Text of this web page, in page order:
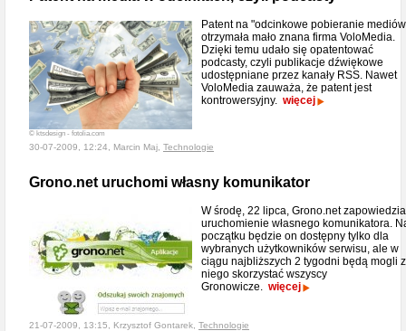
© ktsdesign - fotolia.com
Patent na "odcinkowe pobieranie
otrzymała mało znana firma VoloMedia.
Dzięki temu udało się opatentować
podcasty, czyli publikacje dźwiękowe
udostępniane przez kanały RSS. Nawet
VoloMedia zauważa, że patent jest
kontrowersyjny. więcej
30-07-2009, 12:24, Marcin Maj, Technologie
Grono.net uruchomi własny komunikator
W środę, 22 lipca, Grono.net
uruchomienie własnego komunikatora.
początku będzie on dostępny tylko dla
wybranych użytkowników serwisu, ale w
ciągu najbliższych 2 tygodni będą mogli z
niego skorzystać wszyscy
Gronowicze. więcej
21-07-2009, 13:15, Krzysztof Gontarek, Technologie